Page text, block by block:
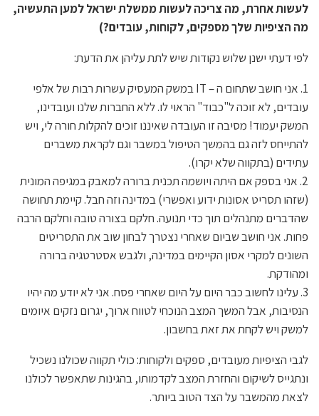
לעשות אחרת, מה צריכה לעשות ממשלת ישראל למען התעשיה,
מה הציפיות שלך מספקים, לקוחות, עובדים?)
לפי דעתי ישנן שלוש נקודות שיש לתת עליהן את הדעת:
1. אני חושב שתחום ה – IT במשק המעסיק עשרות רבות של אלפי
עובדים, לא זוכה ל"כבוד" הראוי לו. ללא החברות שלנו ועובדינו,
המשק יעמוד! מסיבה זו העובדה שאיננו זוכים להקלות חורה לי, ויש
להתייחס לזה גם בהמשך הטיפול במשבר וגם לקראת משברים
עתידים (בתקווה שלא יקרו).
2. אני בספק אם היתה ויושמה תכנית ברורה למאבק במגיפה המונית
(שזהו תסריט אסונות ידוע ואפשרי) במדינה וזה חבל. קיימת תחושה
שהדברים מתנהלים תוך כדי תנועה. חלקם בצורה טובה וחלקם הרבה
פחות. אני חושב שביום שאחרי נצטרך לבחון שוב את התסריטים
השונים למקרי אסון הקיימים במדינה, ולגבש אסטרטגיה ברורה
ומהודקת.
3. עלינו לחשוב כבר היום על היום שאחרי פסח. אני לא יודע מה יהיו
הנסיבות, אבל המשך המצב הנוכחי לטווח ארוך, יגרום נזקים איומים
למשק ויש לקחת את זאת בחשבון.
לגבי הציפיות מעובדים, ספקים ולקוחות: כולי תקווה שכולנו נשכיל
ונתגייס לשיקום והחזרת המצב לקדמותו, בהגינות שתאפשר לכולנו
לצאת מהמשבר על הצד הטוב ביותר.